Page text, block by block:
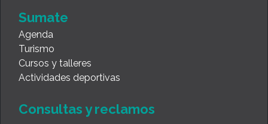
Sumate
Agenda
Turismo
Cursos y talleres
Actividades deportivas
Consultas y reclamos